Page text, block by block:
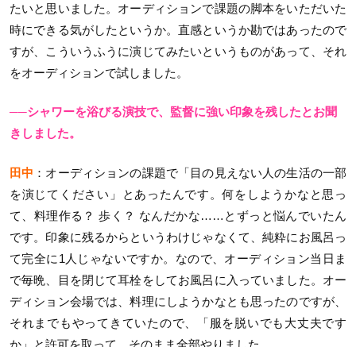
たいと思いました。オーディションで課題の脚本をいただいた
時にできる気がしたというか。直感というか勘ではあったので
すが、こういうふうに演じてみたいというものがあって、それ
をオーディションで試しました。
──シャワーを浴びる演技で、監督に強い印象を残したとお聞
きしました。
田中 ：オーディションの課題で「目の見えない人の生活の一部
を演じてください」とあったんです。何をしようかなと思っ
て、料理作る？ 歩く？ なんだかな……とずっと悩んでいたん
です。印象に残るからというわけじゃなくて、純粋にお風呂っ
て完全に1人じゃないですか。なので、オーディション当日ま
で毎晩、目を閉じて耳栓をしてお風呂に入っていました。オー
ディション会場では、料理にしようかなとも思ったのですが、
それまでもやってきていたので、「服を脱いでも大丈夫です
か」と許可を取って、そのまま全部やりました。